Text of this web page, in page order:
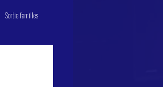
Sortie familles